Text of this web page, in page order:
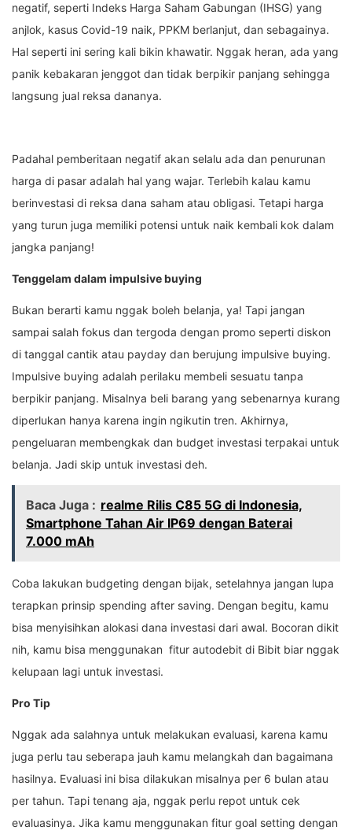
negatif, seperti Indeks Harga Saham Gabungan (IHSG) yang
anjlok, kasus Covid-19 naik, PPKM berlanjut, dan sebagainya.
Hal seperti ini sering kali bikin khawatir. Nggak heran, ada yang
panik kebakaran jenggot dan tidak berpikir panjang sehingga
langsung jual reksa dananya.
Padahal pemberitaan negatif akan selalu ada dan penurunan
harga di pasar adalah hal yang wajar. Terlebih kalau kamu
berinvestasi di reksa dana saham atau obligasi. Tetapi harga
yang turun juga memiliki potensi untuk naik kembali kok dalam
jangka panjang!
Tenggelam dalam impulsive buying
Bukan berarti kamu nggak boleh belanja, ya! Tapi jangan
sampai salah fokus dan tergoda dengan promo seperti diskon
di tanggal cantik atau payday dan berujung impulsive buying.
Impulsive buying adalah perilaku membeli sesuatu tanpa
berpikir panjang. Misalnya beli barang yang sebenarnya kurang
diperlukan hanya karena ingin ngikutin tren. Akhirnya,
pengeluaran membengkak dan budget investasi terpakai untuk
belanja. Jadi skip untuk investasi deh.
Baca Juga : realme Rilis C85 5G di Indonesia,
Smartphone Tahan Air IP69 dengan Baterai
7.000 mAh
Coba lakukan budgeting dengan bijak, setelahnya jangan lupa
terapkan prinsip spending after saving. Dengan begitu, kamu
bisa menyisihkan alokasi dana investasi dari awal. Bocoran dikit
nih, kamu bisa menggunakan fitur autodebit di Bibit biar nggak
kelupaan lagi untuk investasi.
Pro Tip
Nggak ada salahnya untuk melakukan evaluasi, karena kamu
juga perlu tau seberapa jauh kamu melangkah dan bagaimana
hasilnya. Evaluasi ini bisa dilakukan misalnya per 6 bulan atau
per tahun. Tapi tenang aja, nggak perlu repot untuk cek
evaluasinya. Jika kamu menggunakan fitur goal setting dengan